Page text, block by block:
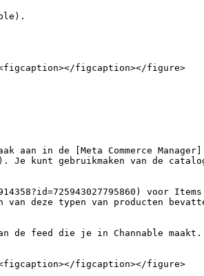
figcaption></figure>
aan in de [Meta Commerce Manager]
Je kunt gebruikmaken van de
voor
van deze typen van producten
de feed die je in Channable maakt.
figcaption></figure>